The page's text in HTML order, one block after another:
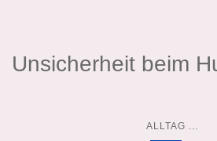
Unsicherheit beim
ALLTAG